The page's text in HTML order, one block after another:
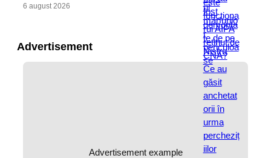
6 august 2026
Advertisement
Advertisement example